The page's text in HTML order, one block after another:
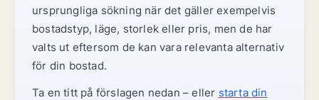
ursprungliga sökning när det gäller exempelvis
bostadstyp, läge, storlek eller pris, men de har
valts ut eftersom de kan vara relevanta alternativ
för din bostad.
Ta en titt på förslagen nedan – eller starta din